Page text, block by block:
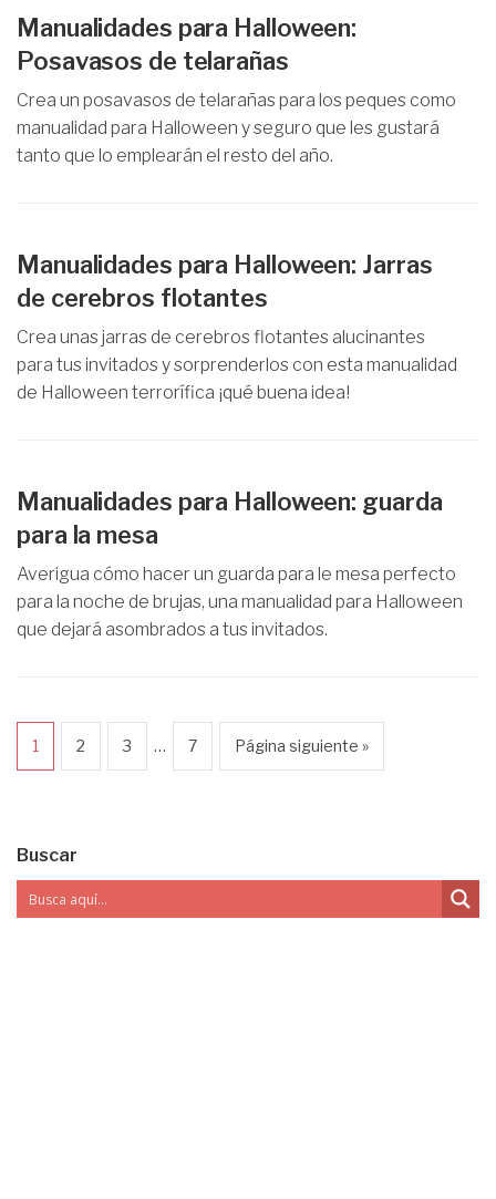
Manualidades para Halloween:
Posavasos de telarañas
Crea un posavasos de telarañas para los peques como
manualidad para Halloween y seguro que les gustará
tanto que lo emplearán el resto del año.
Manualidades para Halloween: Jarras
de cerebros flotantes
Crea unas jarras de cerebros flotantes alucinantes
para tus invitados y sorprenderlos con esta manualidad
de Halloween terrorífica ¡qué buena idea!
Manualidades para Halloween: guarda
para la mesa
Averigua cómo hacer un guarda para le mesa perfecto
para la noche de brujas, una manualidad para Halloween
que dejará asombrados a tus invitados.
1 2 3 … 7 Página siguiente »
Buscar